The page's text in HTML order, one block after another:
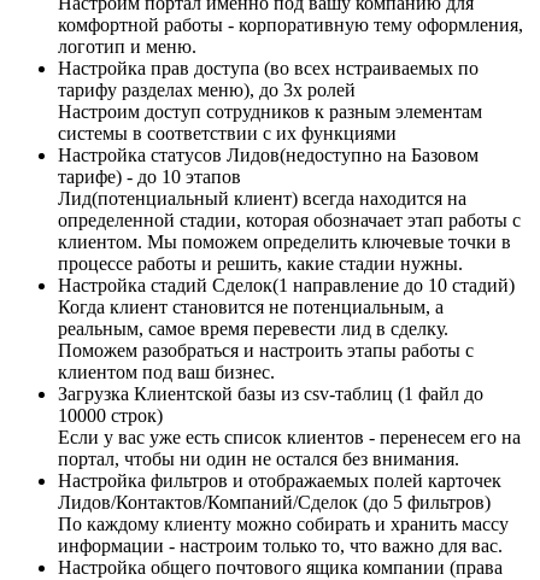
комфортной работы - корпоративную тему оформления,
логотип и меню.
Настройка прав доступа (во всех нстраиваемых по
тарифу разделах меню), до 3х ролей
Настроим доступ сотрудников к разным элементам
системы в соответствии с их функциями
Настройка статусов Лидов(недоступно на Базовом
тарифе) - до 10 этапов
Лид(потенциальный клиент) всегда находится на
определенной стадии, которая обозначает этап работы с
клиентом. Мы поможем определить ключевые точки в
процессе работы и решить, какие стадии нужны.
Настройка стадий Сделок(1 направление до 10 стадий)
Когда клиент становится не потенциальным, а
реальным, самое время перевести лид в сделку.
Поможем разобраться и настроить этапы работы с
клиентом под ваш бизнес.
Загрузка Клиентской базы из csv-таблиц (1 файл до
10000 строк)
Если у вас уже есть список клиентов - перенесем его на
портал, чтобы ни один не остался без внимания.
Настройка фильтров и отображаемых полей карточек
Лидов/Контактов/Компаний/Сделок (до 5 фильтров)
По каждому клиенту можно собирать и хранить массу
информации - настроим только то, что важно для вас.
Настройка общего почтового ящика компании (права